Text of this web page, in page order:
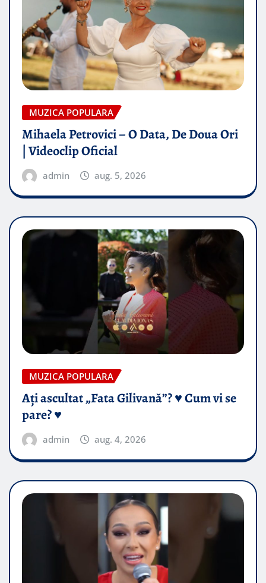
MUZICA POPULARA
Mihaela Petrovici – O Data, De Doua Ori
| Videoclip Oficial
admin aug. 5, 2026
MUZICA POPULARA
Ați ascultat „Fata Gilivană”? ♥️ Cum vi se
pare? ♥️
admin aug. 4, 2026